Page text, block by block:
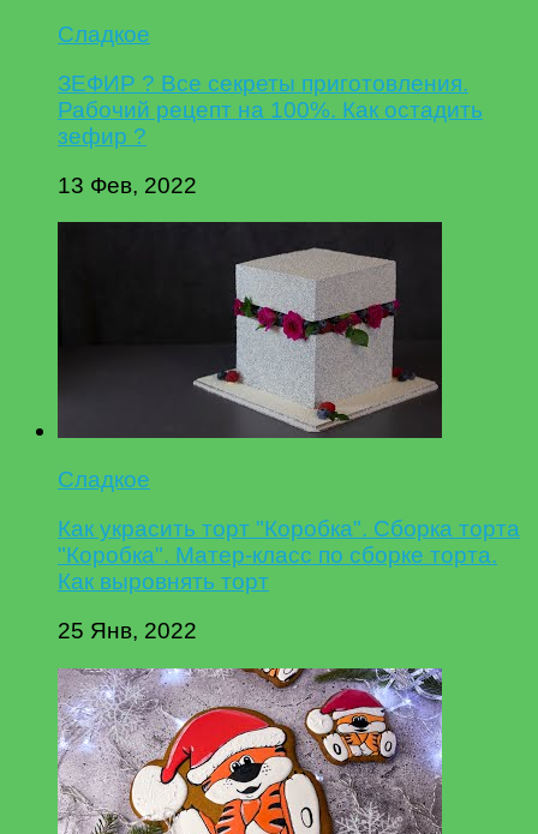
Сладкое
ЗЕФИР ? Все секреты приготовления.
Рабочий рецепт на 100%. Как остадить
зефир ?
13 Фев, 2022
Сладкое
Как украсить торт "Коробка". Сборка торта
"Коробка". Матер-класс по сборке торта.
Как выровнять торт
25 Янв, 2022